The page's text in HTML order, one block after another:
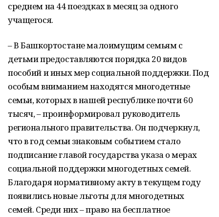
среднем на 44 поездках в месяц за одного
учащегося.
– В Башкортостане малоимущим семьям с
детьми предоставляются порядка 20 видов
пособий и иных мер социальной поддержки. Под
особым вниманием находятся многодетные
семьи, которых в нашей республике почти 60
тысяч, – проинформировал руководитель
регионального правительства. Он подчеркнул,
что в год семьи знаковым событием стало
подписание главой государства указа о мерах
социальной поддержки многодетных семей.
Благодаря нормативному акту в текущем году
появились новые льготы для многодетных
семей. Среди них – право на бесплатное